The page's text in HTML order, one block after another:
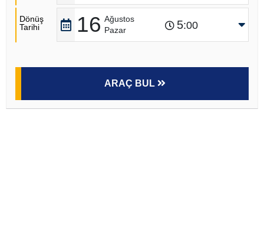
Dönüş
Tarihi
16 Ağustos
Pazar
5:00
ARAÇ BUL